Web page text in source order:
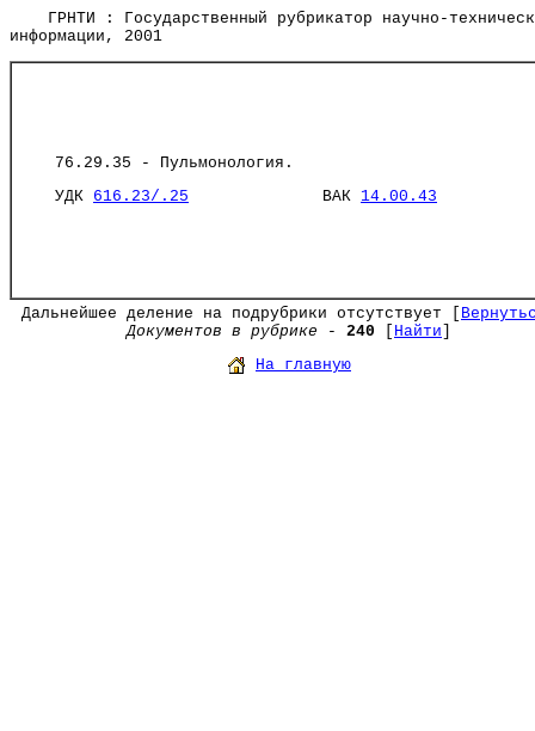
ГРНТИ : Государственный рубрикатор научно-
информации, 2001
76.29.35 - Пульмонология.
УДК 616.23/.25 ВАК 14.00.43
Дальнейшее деление на подрубрики отсутствует [
Документов в рубрике - 240 Найти
На главную